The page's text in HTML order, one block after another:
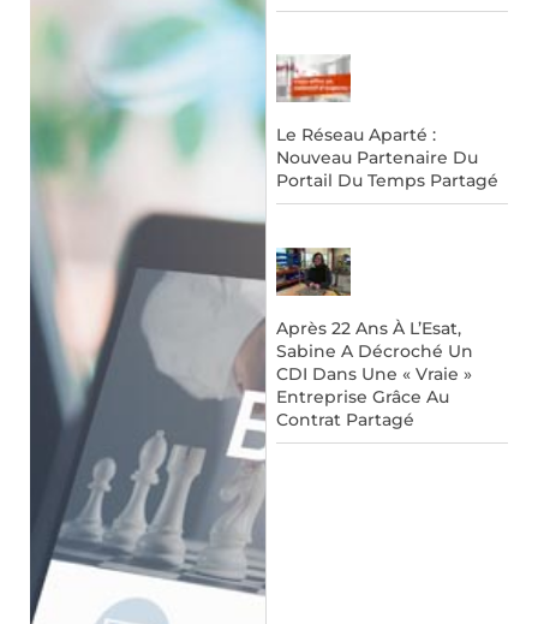
Le Réseau Aparté :
Nouveau Partenaire Du
Portail Du Temps Partagé
Après 22 Ans À L’Esat,
Sabine A Décroché Un
CDI Dans Une « Vraie »
Entreprise Grâce Au
Contrat Partagé